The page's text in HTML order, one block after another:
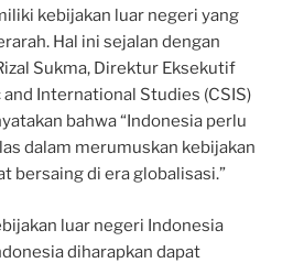
kebijakan luar negeri yang
Hal ini sejalan dengan
Sukma, Direktur Eksekutif
International Studies (CSIS)
bahwa “Indonesia perlu
dalam merumuskan kebijakan
bersaing di era globalisasi.”
luar negeri Indonesia
diharapkan dapat